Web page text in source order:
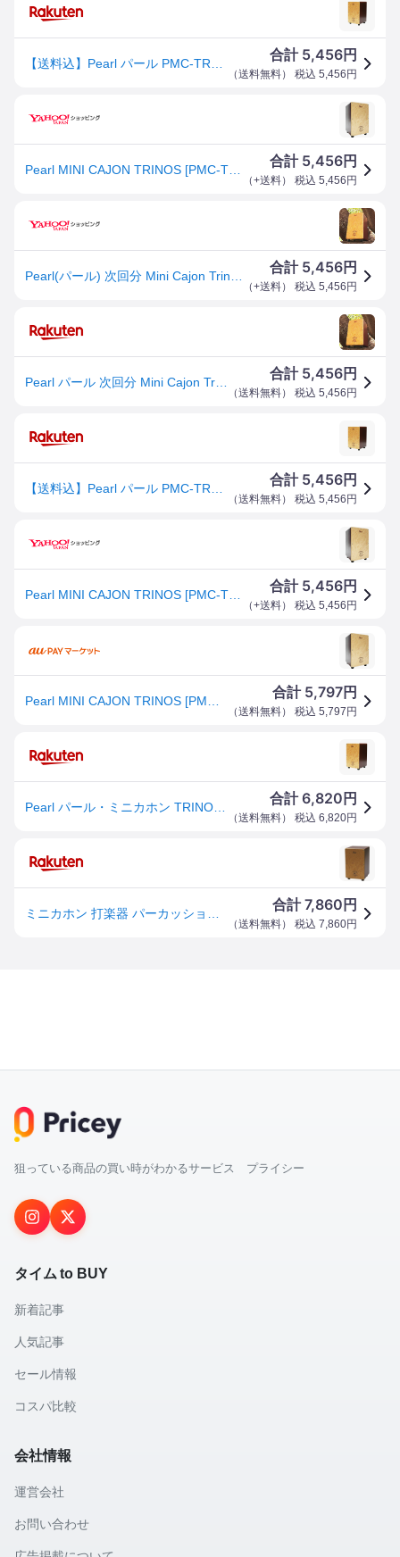
合計 5,456円
（送料無料） 税込 5,456 円
合計 5,456円
（+送料） 税込 5,456 円
合計 5,456円
（+送料） 税込 5,456 円
合計 5,456円
（送料無料） 税込 5,456 円
合計 5,456円
（送料無料） 税込 5,456 円
合計 5,456円
（+送料） 税込 5,456 円
合計 5,797円
（送料無料） 税込 5,797 円
合計6,820 円
（送料無料） 税込 6,820円
合計7,860 円
（送料無料） 税込 7,860円
狙っている商品の買い時がわかるサービス プライシー
タイム to BUY
新着記事
人気記事
セール情報
コスパ比較
会社情報
運営会社
お問い合わせ